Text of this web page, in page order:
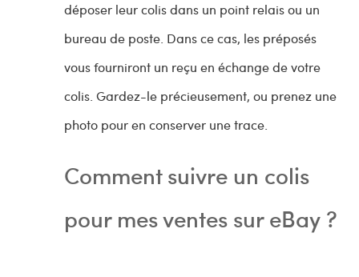
déposer leur colis dans un point relais ou un
bureau de poste. Dans ce cas, les préposés
vous fourniront un reçu en échange de votre
colis. Gardez-le précieusement, ou prenez une
photo pour en conserver une trace.
Comment suivre un colis
pour mes ventes sur eBay ?